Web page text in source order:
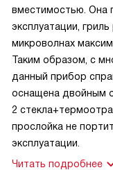
вместимостью. Она
эксплуатации,
микроволнах
Таким образом, с
данный прибор
оснащена двойным
2
прослойка не
эксплуатации.
Читать подробнее